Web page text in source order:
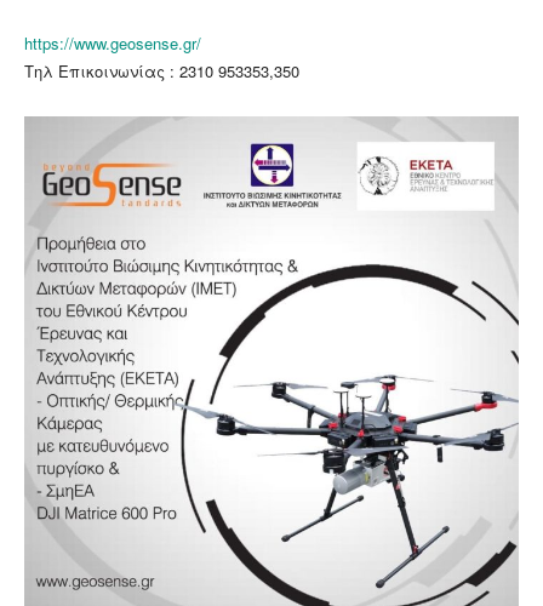
https://www.geosense.gr/
Τηλ Επικοινωνίας : 2310 953353,350